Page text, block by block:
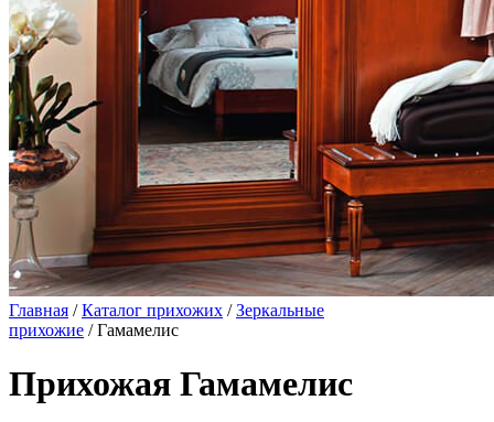
Главная /Каталог прихожих /Зеркальные
прихожие / Гамамелис
Прихожая Гамамелис